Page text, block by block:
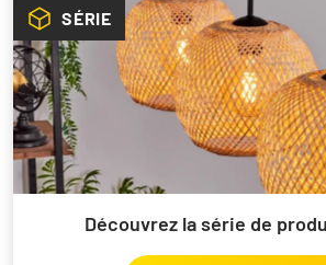
SÉRIE
Découvrez la série de